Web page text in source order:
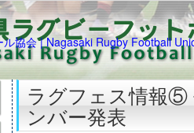
ラグフェス情報⑤
ンバー発表